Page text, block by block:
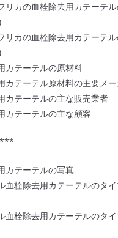
リカの血栓除去用カテーテ
リカの血栓除去用カテーテ
カテーテルの原材料
カテーテル原材料の主要メ
カテーテルの主な販売業者
カテーテルの主な顧客
カテーテルの写真
血栓除去用カテーテルのタ
血栓除去用カテーテルのタ